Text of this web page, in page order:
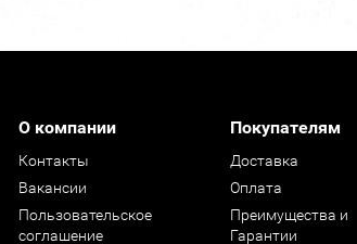
О компании
Контакты
Вакансии
Пользовательское
соглашение
Покупателям
Доставка
Оплата
Преимущества и
Гарантии